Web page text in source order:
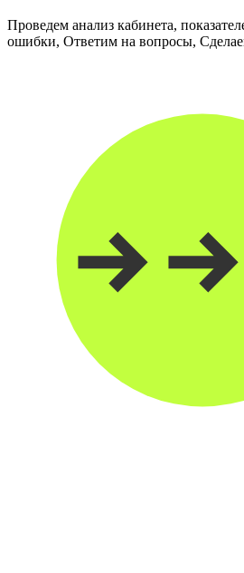
Проведем анализ кабинета,
ошибки, Ответим на вопросы,